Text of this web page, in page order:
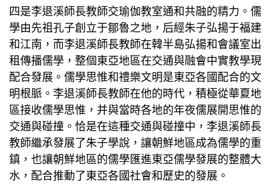
四是李退溪師長教師交瑜伽教室通和共融的精力。儒
學由先祖孔子創立于鄒魯之地，后經朱子弘揚于福建
和江南，而李退溪師長教師在韓半島弘揚和會議室出
租傳播儒學，整個東亞地區在交通與融會中實教學現
配合發展。儒學思惟和禮樂文明是東亞各國配合的文
明根脈。李退溪師長教師在他的時代，積極從華夏地
區接收儒學思惟，并與當時各地的年夜儒展開思惟的
交通與碰撞。恰是在這種交通與碰撞中，李退溪師長
教師繼承發展了朱子學說，讓朝鮮地區成為儒學的重
鎮，也讓朝鮮地區的儒學匯進東亞儒學發展的整體大
水，配合推動了東亞各國社會和歷史的發展。